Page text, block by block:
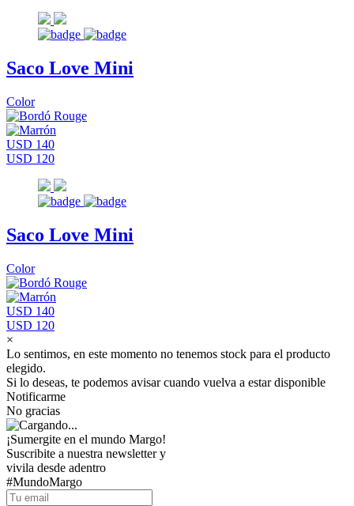
Saco Love Mini
Color
USD 140
USD 120
Saco Love Mini
Color
USD 140
USD 120
×
Lo sentimos, en este momento no tenemos stock para el producto
elegido.
Si lo deseas, te podemos avisar cuando vuelva a estar disponible
Notificarme
No gracias
¡Sumergite en el mundo Margo!
Suscribite a nuestra newsletter y
vivila desde adentro
#MundoMargo